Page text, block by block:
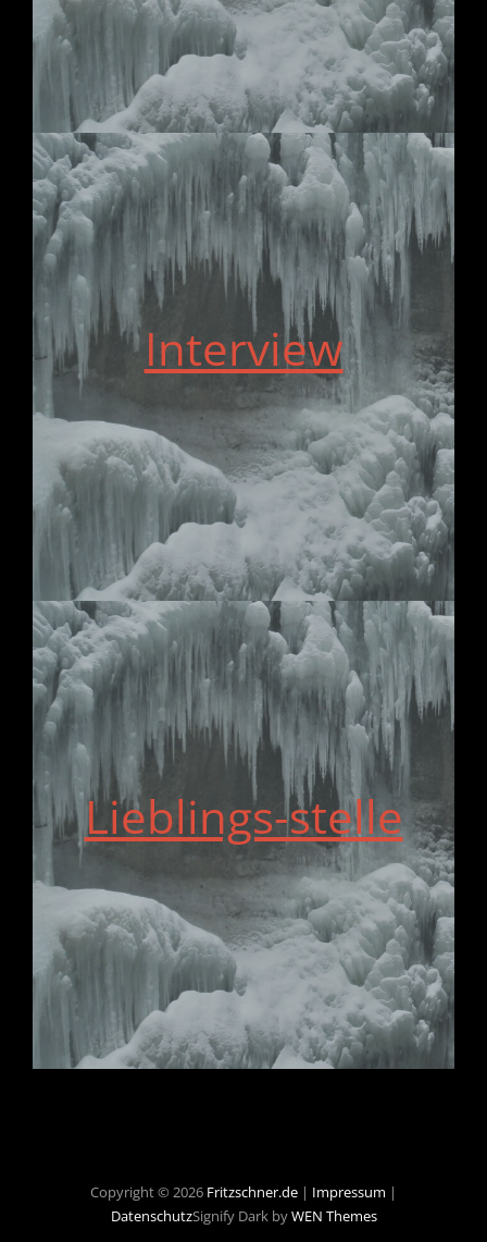
Interview
Lieblings-stelle
Copyright © 2026 Fritzschner.de | Impressum |
DatenschutzSignify Dark byWEN Themes